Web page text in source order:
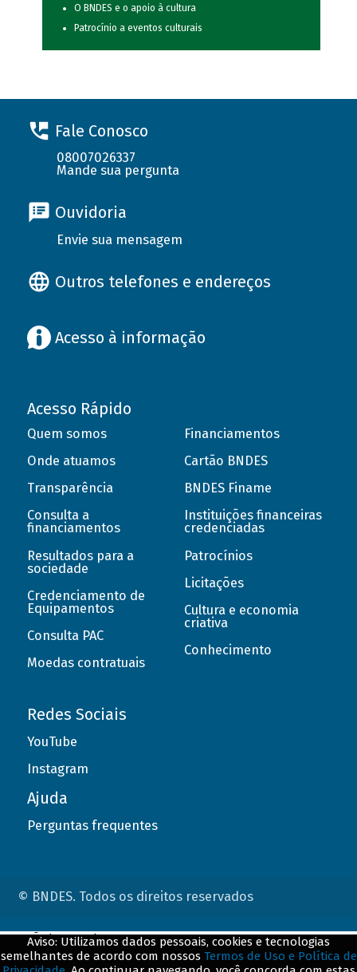
O BNDES e o apoio à cultura
Patrocínio a eventos culturais
Fale Conosco
08007026337
Mande sua pergunta
Ouvidoria
Envie sua mensagem
Outros telefones e endereços
Acesso à informação
Acesso Rápido
Quem somos
Onde atuamos
Transparência
Consulta a
financiamentos
Resultados para a
sociedade
Credenciamento de
Equipamentos
Consulta PAC
Moedas contratuais
Financiamentos
Cartão BNDES
BNDES Finame
Instituições financeiras
credenciadas
Patrocínios
Licitações
Cultura e economia
criativa
Conhecimento
Redes Sociais
YouTube
Instagram
Ajuda
Perguntas frequentes
© BNDES. Todos os direitos reservados
Aviso: Utilizamos dados pessoais, cookies e tecnologias
semelhantes de acordo com nossos Termos de Uso e Política de
ConteÃºdo complementar
${title}${badge}